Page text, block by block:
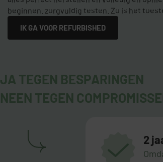
beginnen. zorgvuldig testen. Zo is het
IK GA VOOR REFURBISHED
JA TEGEN BESPARINGEN
NEEN TEGEN
2